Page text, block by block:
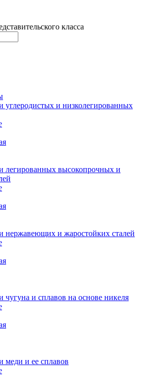
класса
углеродистых и низколегированных
легированных высокопрочных и
нержавеющих и жаростойких сталей
чугуна и сплавов на основе никеля
меди и ее сплавов